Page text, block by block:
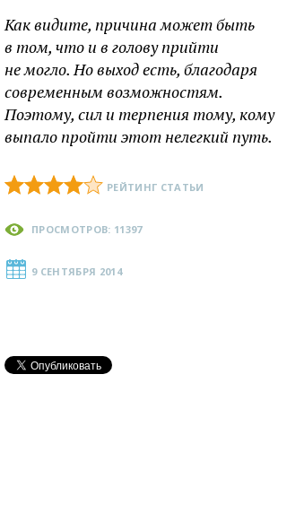
Как видите, причина может быть
в том, что и в голову прийти
не могло. Но выход есть, благодаря
современным возможностям.
Поэтому, сил и терпения тому, кому
выпало пройти этот нелегкий путь.
РЕЙТИНГ СТАТЬИ
ПРОСМОТРОВ: 11397
9 СЕНТЯБРЯ 2014